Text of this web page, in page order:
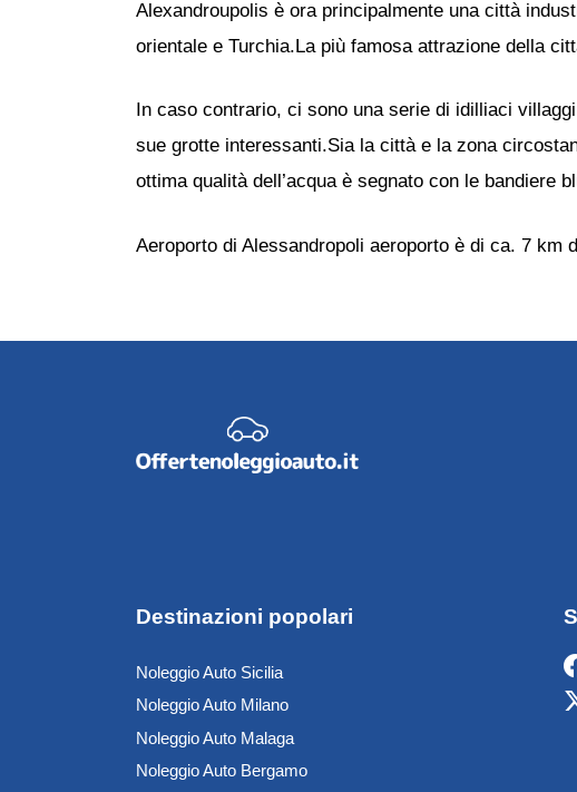
Alexandroupolis è ora principalmente una città
orientale e Turchia.La più famosa attrazione della
In caso contrario, ci sono una serie di idilliaci
sue grotte interessanti.Sia la città e la zona
ottima qualità dell’acqua è segnato con le bandiere
Aeroporto di Alessandropoli aeroporto è di ca. 7 km
Destinazioni popolari
Noleggio Auto Sicilia
Noleggio Auto Milano
Noleggio Auto Malaga
Noleggio Auto Bergamo